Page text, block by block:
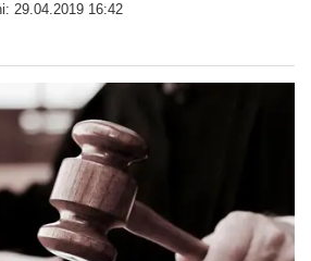
29.04.2019 16:42